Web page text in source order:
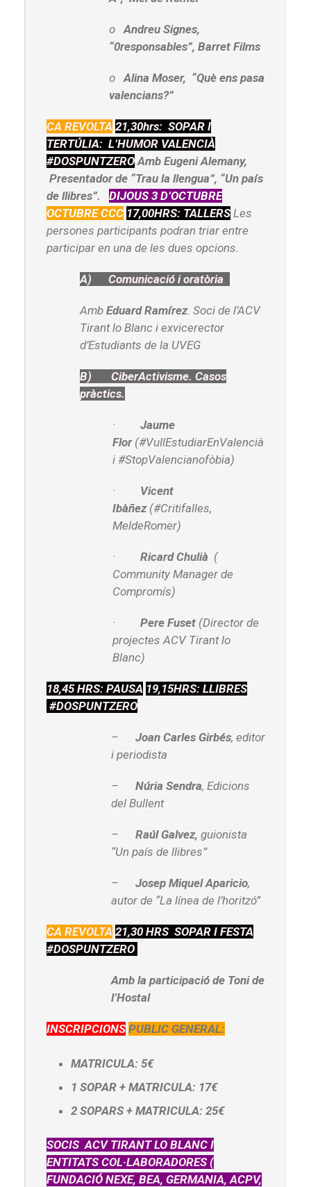
oAndreu Signes,
“0responsables”, Barret Films
oAlina Moser, “Què ens pasa
valencians?”
CA REVOLTA 21,30hrs: SOPAR I
TERTÚLIA: L’HUMOR VALENCIÀ
#DOSPUNTZERO Amb Eugeni Alemany,
Presentador de “Trau la llengua”, “Un país
de llibres”.
DIJOUS 3 D’OCTUBRE
OCTUBRE CCC 17,00HRS: TALLERS Les
persones participants podran triar entre
participar en una de les dues opcions.
A) Comunicació i oratòria
Amb Eduard Ramírez. Soci de l’ACV
Tirant lo Blanc i exvicerector
d’Estudiants de la UVEG
B) CiberActivisme. Casos
pràctics.
·Jaume
Flor(#VullEstudiarEnValencià
i #StopValencianofòbia)
· Vicent
Ibàñez(#Critifalles,
MeldeRomer)
·Ricard Chulià (
Community Manager de
Compromís)
·Pere Fuset (Director de
projectes ACV Tirant lo
Blanc)
18,45 HRS: PAUSA 19,15HRS: LLIBRES
#DOSPUNTZERO
– Joan Carles Girbés, editor
i periodista
– Núria Sendra, Edicions
del Bullent
– Raúl Galvez, guionista
“Un país de llibres”
– Josep Miquel Aparicio,
autor de “La línea de l’horitzó”
CA REVOLTA 21,30 HRS SOPAR I FESTA
#DOSPUNTZERO
Amb la participació de Toni de
l’Hostal
INSCRIPCIONS PUBLIC GENERAL:
MATRICULA: 5€
1 SOPAR + MATRICULA: 17€
2 SOPARS + MATRICULA: 25€
SOCIS ACV TIRANT LO BLANC I
ENTITATS COL·LABORADORES (
FUNDACIÓ NEXE, BEA, GERMANIA, ACPV,